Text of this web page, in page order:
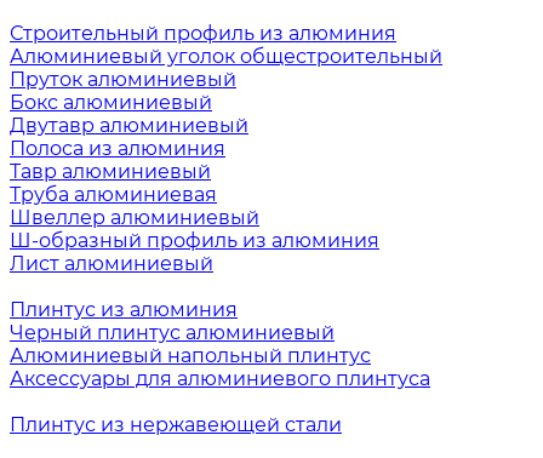
Строительный профиль из алюминия
Алюминиевый уголок общестроительный
Пруток алюминиевый
Бокс алюминиевый
Двутавр алюминиевый
Полоса из алюминия
Тавр алюминиевый
Труба алюминиевая
Швеллер алюминиевый
Ш-образный профиль из алюминия
Лист алюминиевый
Плинтус из алюминия
Черный плинтус алюминиевый
Алюминиевый напольный плинтус
Аксессуары для алюминиевого плинтуса
Плинтус из нержавеющей стали